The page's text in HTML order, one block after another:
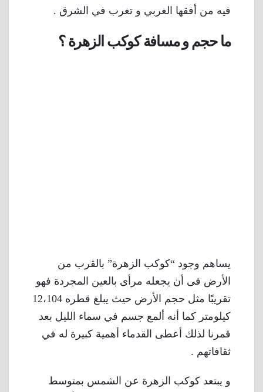
فيه من أفقها الغربي و تغرب في الشرق .
ما حجم و مسافة كوكب الزهرة ؟
يساهم وجود “كوكب الزهرة” بالقرب من
الأرض فى أن يجعله مرأى بالعين المجردة فهو
تقريبًا مثل حجم الأرض حيث يبلغ قطره 12،104
كيلومتر كما أنه ألمع جسم في سماء الليل بعد
قمرنا لذلك أعطى القدماء أهمية كبيرة له في
ثقافاتهم .
و يبتعد كوكب الزهرة عن الشمس بمتوسط